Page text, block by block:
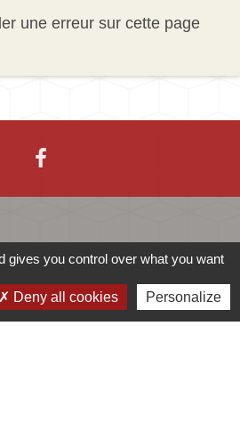
une erreur sur cette page
gives you control over what you want
Deny all cookies Personalize